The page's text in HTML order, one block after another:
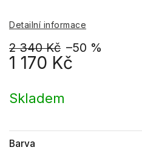
2 340 Kč –50 %
1 170 Kč
cena:
Skladem
Barva
Detailní informace